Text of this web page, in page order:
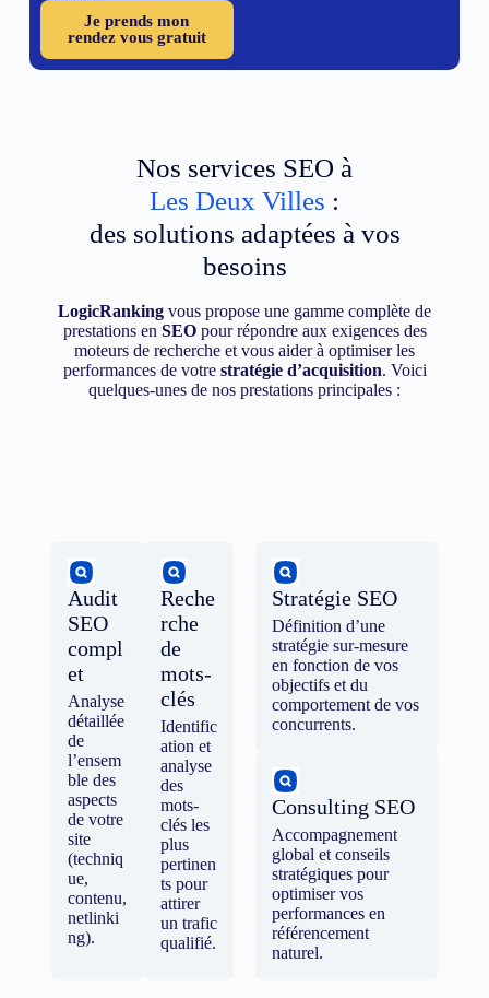
Je prends mon
rendez vous gratuit
Nos services SEO à
Les Deux Villes :
des solutions adaptées à vos
besoins
LogicRanking vous propose une gamme complète de
prestations en SEOpour répondre aux exigences des
moteurs de recherche et vous aider à optimiser les
performances de votre stratégie d’acquisition. Voici
quelques-unes de nos prestations principales :
Audit
SEO
compl
et
Analyse
détaillée
de
l’ensem
ble des
aspects
de votre
site
(techniq
ue,
contenu,
netlinki
ng).
Reche
rche
de
mots-
clés
Identific
ation et
analyse
des
mots-
clés les
plus
pertinen
ts pour
attirer
un trafic
qualifié.
Stratégie SEO
Définition d’une
stratégie sur-mesure
en fonction de vos
objectifs et du
comportement de vos
concurrents.
Consulting SEO
Accompagnement
global et conseils
stratégiques pour
optimiser vos
performances en
référencement
naturel.